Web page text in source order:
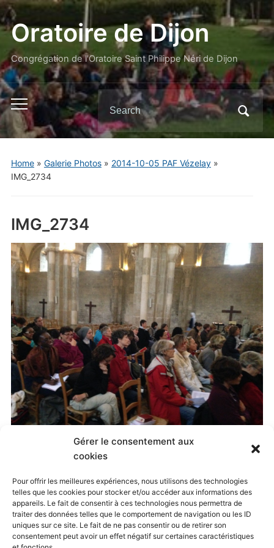
Gérer le consentement aux
cookies
Pour offrir les meilleures expériences, nous utilisons des technologies
telles que les cookies pour stocker et/ou accéder aux informations des
appareils. Le fait de consentir à ces technologies nous permettra de
traiter des données telles que le comportement de navigation ou les ID
uniques sur ce site. Le fait de ne pas consentir ou de retirer son
consentement peut avoir un effet négatif sur certaines caractéristiques
Oratoire de Dijon
Congrégation de l'Oratoire Saint Philippe Néri de Dijon
Toggle
mobile
menu
Search
for:
Home» Galerie Photos» 2014-10-05 PAF Vézelay»
IMG_2734
IMG_2734
9 octobre 2014
2014-10-05 PAF Vézelay. Both comments and
trackbacks are currently closed.
← Previous